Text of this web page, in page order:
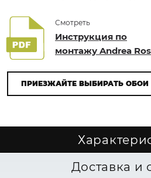
Смотреть
Инструкция по
монтажу Andrea
ПРИЕЗЖАЙТЕ ВЫБИРАТЬ
Доставка и